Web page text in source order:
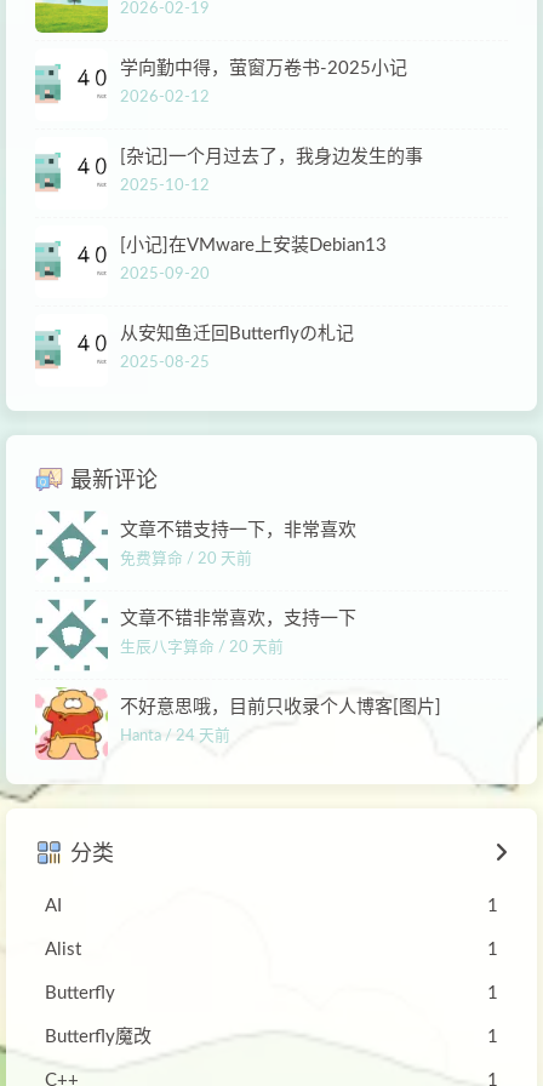
2026-02-19
学向勤中得，萤窗万卷书-2025小记
2026-02-12
[杂记]一个月过去了，我身边发生的事
2025-10-12
[小记]在VMware上安装Debian13
2025-09-20
从安知鱼迁回Butterflyの札记
2025-08-25
最新评论
文章不错支持一下，非常喜欢
免费算命 / 20 天前
文章不错非常喜欢，支持一下
生辰八字算命 / 20 天前
不好意思哦，目前只收录个人博客[图片]
Hanta / 24 天前
分类
AI 1
Alist 1
Butterfly 1
Butterfly魔改 1
C++ 1